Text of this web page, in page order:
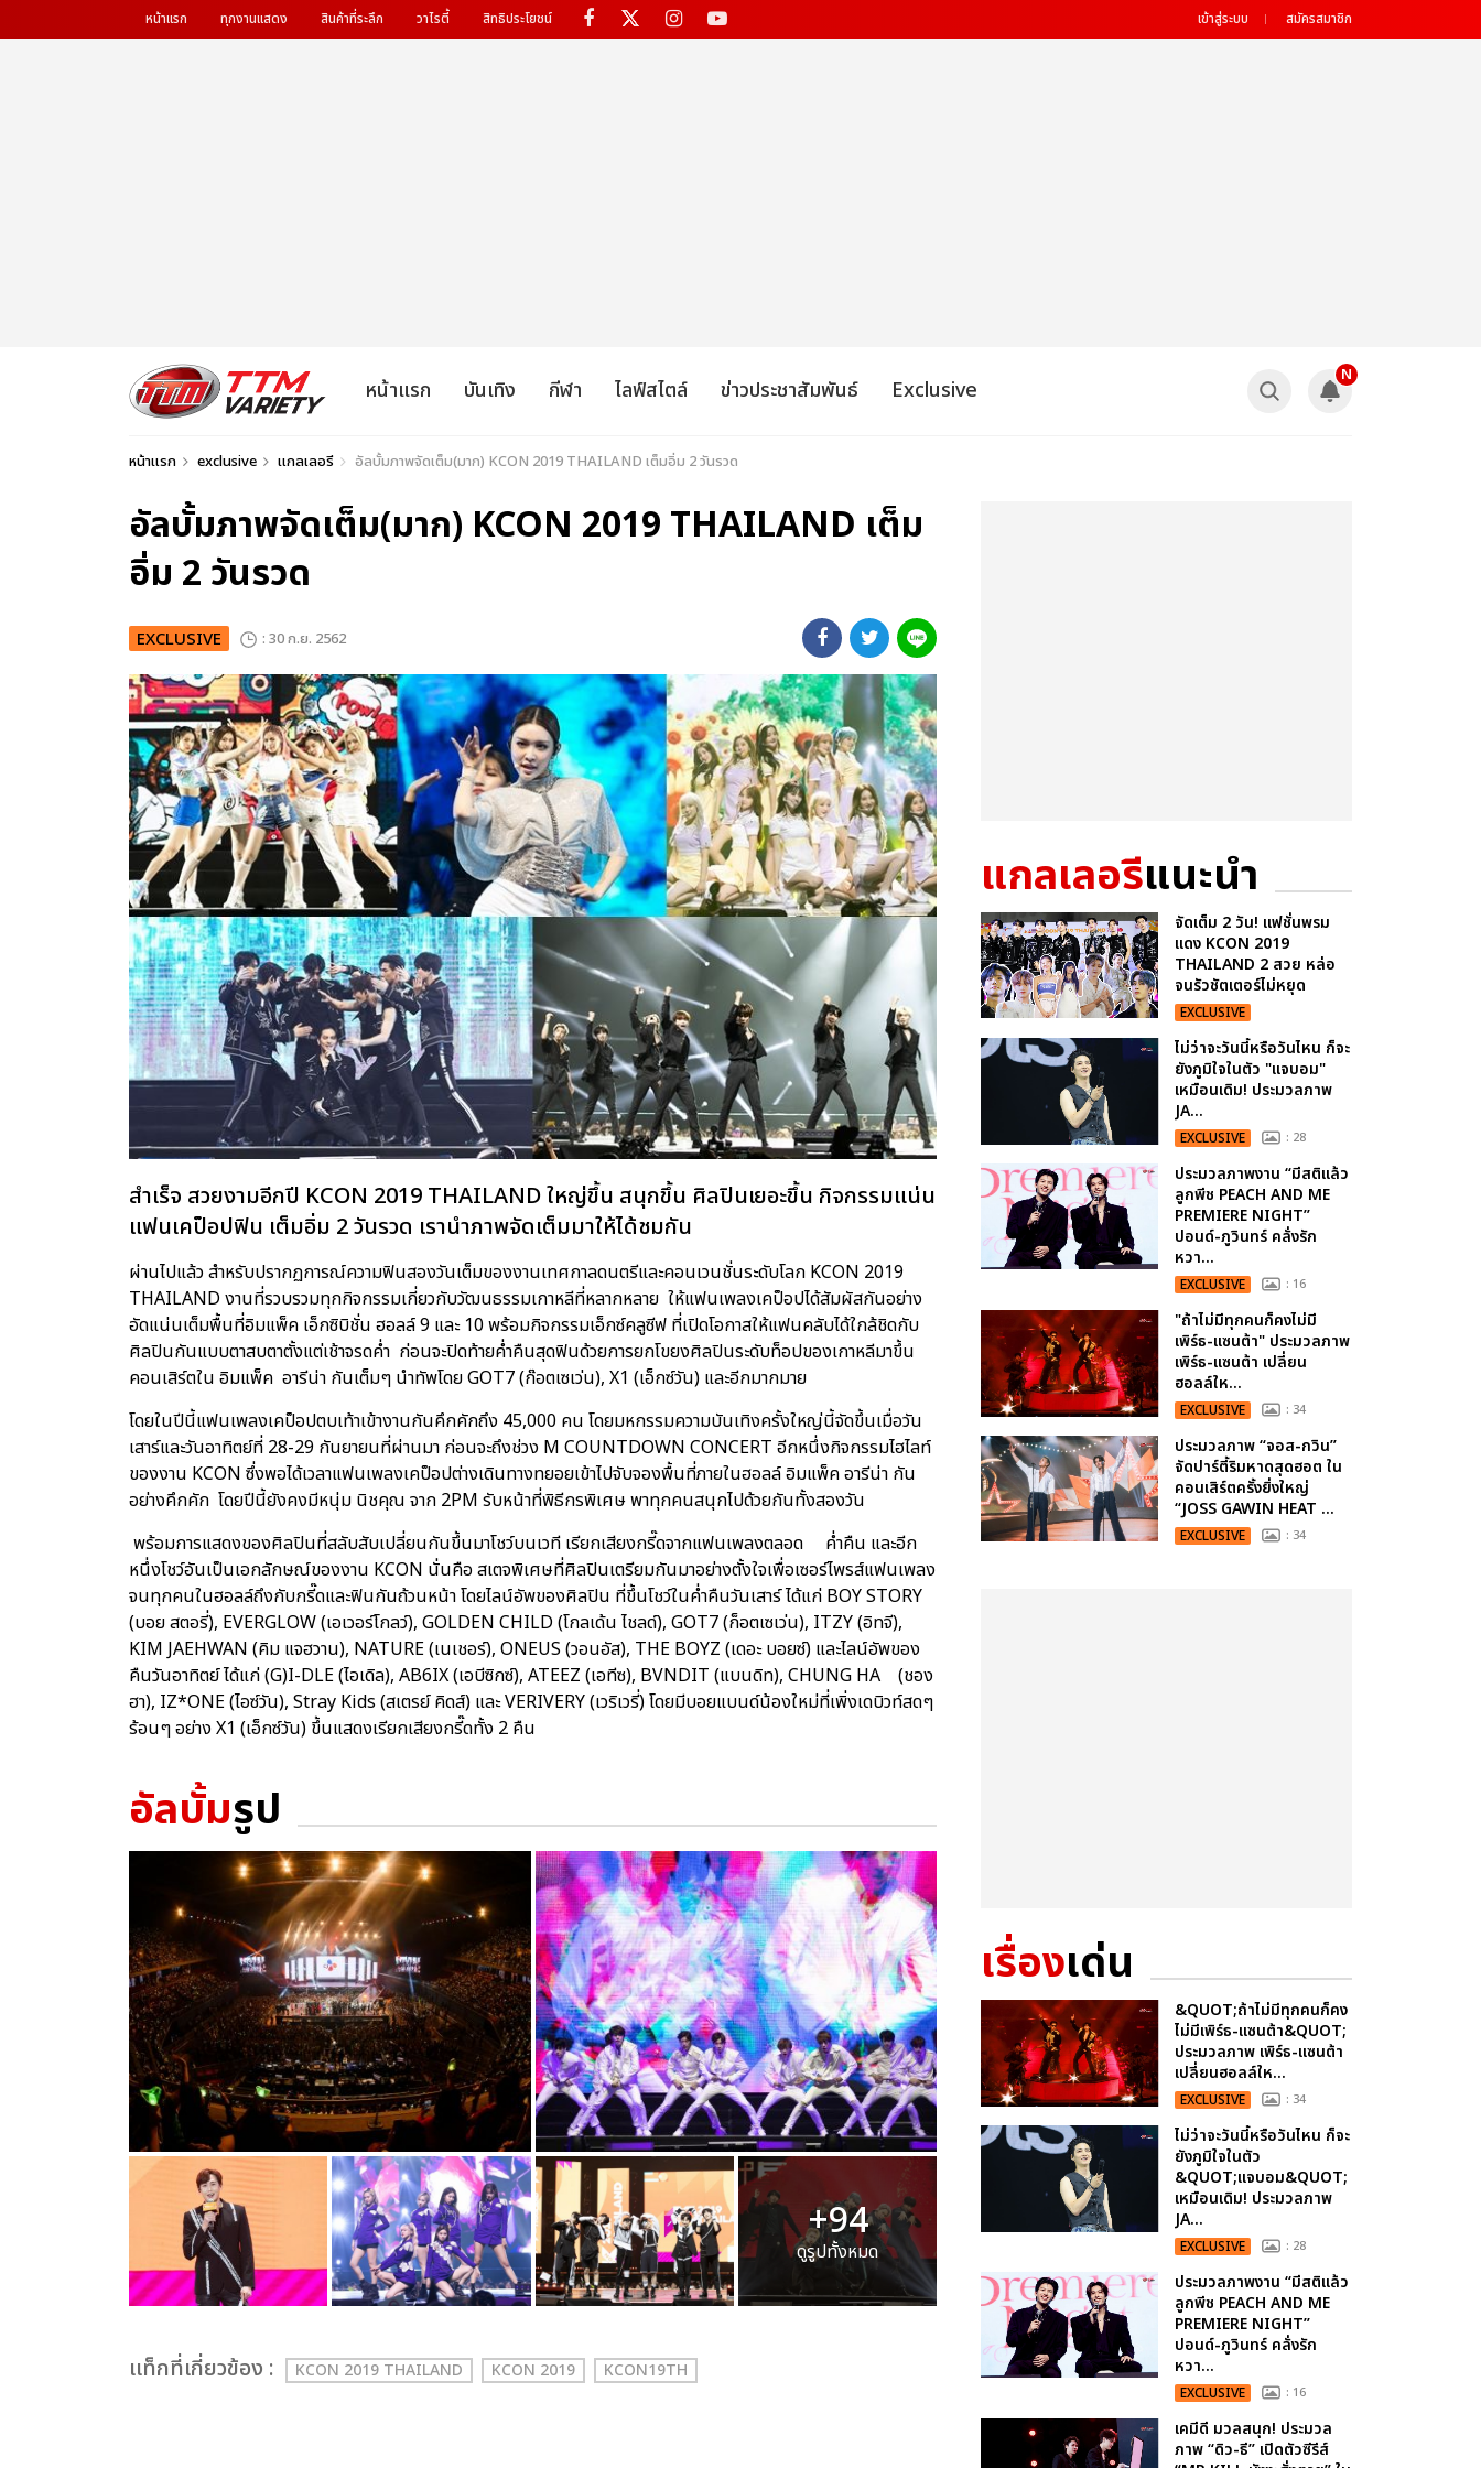
หน้าแรก ทุกงานแสดง สินค้าที่ระลึก วาไรตี้ สิทธิประโยชน์ เข้าสู่ระบบ สมัครสมาชิก
หน้าแรก บันเทิง กีฬา ไลฟ์สไตล์ ข่าวประชาสัมพันธ์ Exclusive
N
หน้าแรก exclusive แกลเลอรี อัลบั้มภาพจัดเต็ม(มาก) KCON 2019 THAILAND เต็มอิ่ม 2 วันรวด
อัลบั้มภาพจัดเต็ม(มาก) KCON 2019 THAILAND เต็ม
อิ่ม 2 วันรวด
EXCLUSIVE : 30 ก.ย. 2562
สำเร็จ สวยงามอีกปี KCON 2019 THAILAND ใหญ่ขึ้น สนุกขึ้น ศิลปินเยอะขึ้น กิจกรรมแน่น
แฟนเคป็อปฟิน เต็มอิ่ม 2 วันรวด เรานำภาพจัดเต็มมาให้ได้ชมกัน
ผ่านไปแล้ว สำหรับปรากฏการณ์ความฟินสองวันเต็มของงานเทศกาลดนตรีและคอนเวนชั่นระดับโลก KCON 2019
THAILAND งานที่รวบรวมทุกกิจกรรมเกี่ยวกับวัฒนธรรมเกาหลีที่หลากหลาย ให้แฟนเพลงเคป็อปได้สัมผัสกันอย่าง
อัดแน่นเต็มพื้นที่อิมแพ็ค เอ็กซิบิชั่น ฮอลล์ 9 และ 10 พร้อมกิจกรรมเอ็กซ์คลูซีฟ ที่เปิดโอกาสให้แฟนคลับได้ใกล้ชิดกับ
ศิลปินกันแบบตาสบตาตั้งแต่เช้าจรดค่ำ ก่อนจะปิดท้ายค่ำคืนสุดฟินด้วยการยกโขยงศิลปินระดับท็อปของเกาหลีมาขึ้น
คอนเสิร์ตใน อิมแพ็ค อารีน่า กันเต็มๆ นำทัพโดย GOT7 (ก๊อตเซเว่น), X1 (เอ็กซ์วัน) และอีกมากมาย
โดยในปีนี้แฟนเพลงเคป็อปตบเท้าเข้างานกันคึกคักถึง 45,000 คน โดยมหกรรมความบันเทิงครั้งใหญ่นี้จัดขึ้นเมื่อวัน
เสาร์และวันอาทิตย์ที่ 28-29 กันยายนที่ผ่านมา ก่อนจะถึงช่วง M COUNTDOWN CONCERT อีกหนึ่งกิจกรรมไฮไลท์
ของงาน KCON ซึ่งพอได้เวลาแฟนเพลงเคป็อปต่างเดินทางทยอยเข้าไปจับจองพื้นที่ภายในฮอลล์ อิมแพ็ค อารีน่า กัน
อย่างคึกคัก โดยปีนี้ยังคงมีหนุ่ม นิชคุณ จาก 2PM รับหน้าที่พิธีกรพิเศษ พาทุกคนสนุกไปด้วยกันทั้งสองวัน
พร้อมการแสดงของศิลปินที่สลับสับเปลี่ยนกันขึ้นมาโชว์บนเวที เรียกเสียงกรี๊ดจากแฟนเพลงตลอด ค่ำคืน และอีก
หนึ่งโชว์อันเป็นเอกลักษณ์ของงาน KCON นั่นคือ สเตจพิเศษที่ศิลปินเตรียมกันมาอย่างตั้งใจเพื่อเซอร์ไพรส์แฟนเพลง
จนทุกคนในฮอลล์ถึงกับกรี๊ดและฟินกันถ้วนหน้า โดยไลน์อัพของศิลปิน ที่ขึ้นโชว์ในค่ำคืนวันเสาร์ ได้แก่ BOY STORY
(บอย สตอรี่), EVERGLOW (เอเวอร์โกลว์), GOLDEN CHILD (โกลเด้น ไชลด์), GOT7 (ก็อตเซเว่น), ITZY (อิทจี),
KIM JAEHWAN (คิม แจฮวาน), NATURE (เนเชอร์), ONEUS (วอนอัส), THE BOYZ (เดอะ บอยซ์) และไลน์อัพของ
คืนวันอาทิตย์ ได้แก่ (G)I-DLE (ไอเดิล), AB6IX (เอบีซิกซ์), ATEEZ (เอทีซ), BVNDIT (แบนดิท), CHUNG HA (ชอง
ฮา), IZ*ONE (ไอซ์วัน), Stray Kids (สเตรย์ คิดส์) และ VERIVERY (เวริเวรี่) โดยมีบอยแบนด์น้องใหม่ที่เพิ่งเดบิวท์สดๆ
ร้อนๆ อย่าง X1 (เอ็กซ์วัน) ขึ้นแสดงเรียกเสียงกรี๊ดทั้ง 2 คืน
อัลบั้มรูป
+94
ดูรูปทั้งหมด
เเท็กที่เกี่ยวข้อง : KCON 2019 THAILAND KCON 2019 KCON19TH
แกลเลอรีแนะนำ
จัดเต็ม 2 วัน! แฟชั่นพรม
แดง KCON 2019
THAILAND 2 สวย หล่อ
จนรัวชัตเตอร์ไม่หยุด
EXCLUSIVE
ไม่ว่าจะวันนี้หรือวันไหน ก็จะ
ยังภูมิใจในตัว "แจบอม"
เหมือนเดิม! ประมวลภาพ
JA...
EXCLUSIVE : 28
ประมวลภาพงาน “มีสติแล้ว
ลูกพีช PEACH AND ME
PREMIERE NIGHT”
ปอนด์-ภูวินทร์ คลั่งรัก
หวา...
EXCLUSIVE : 16
"ถ้าไม่มีทุกคนก็คงไม่มี
เพิร์ธ-แซนต้า" ประมวลภาพ
เพิร์ธ-แซนต้า เปลี่ยน
ฮอลล์ให...
EXCLUSIVE : 34
ประมวลภาพ “จอส-กวิน”
จัดปาร์ตี้ริมหาดสุดฮอต ใน
คอนเสิร์ตครั้งยิ่งใหญ่
“JOSS GAWIN HEAT ...
EXCLUSIVE : 34
เรื่องเด่น
&QUOT;ถ้าไม่มีทุกคนก็คง
ไม่มีเพิร์ธ-แซนต้า&QUOT;
ประมวลภาพ เพิร์ธ-แซนต้า
เปลี่ยนฮอลล์ให...
EXCLUSIVE : 34
ไม่ว่าจะวันนี้หรือวันไหน ก็จะ
ยังภูมิใจในตัว
&QUOT;แจบอม&QUOT;
เหมือนเดิม! ประมวลภาพ
JA...
EXCLUSIVE : 28
ประมวลภาพงาน “มีสติแล้ว
ลูกพีช PEACH AND ME
PREMIERE NIGHT”
ปอนด์-ภูวินทร์ คลั่งรัก
หวา...
EXCLUSIVE : 16
เคมีดี มวลสนุก! ประมวล
ภาพ “ดิว-ธี” เปิดตัวซีรีส์